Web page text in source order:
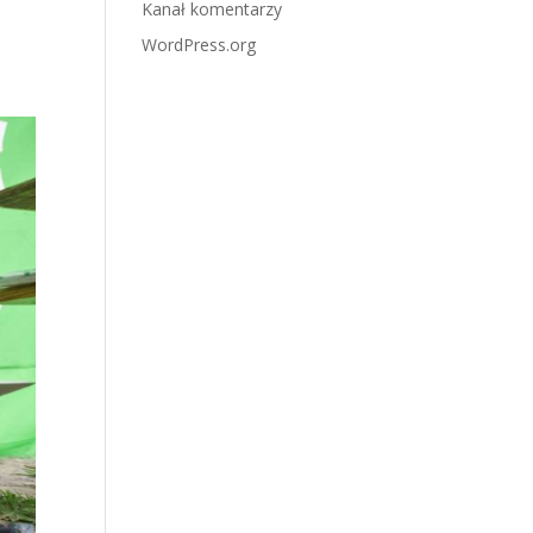
Kanał komentarzy
WordPress.org